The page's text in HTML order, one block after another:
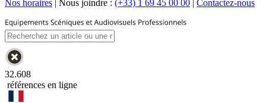
Nos horaires | Nous joindre : (+33) 1 69 45 00 00 | Contactez-nous
32.608
références en ligne